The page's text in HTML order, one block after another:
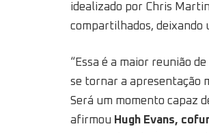
idealizado por Chris
compartilhados, deixando
“Essa é a maior reunião
se tornar a apresentação
Será um momento capaz
afirmou Hugh Evans,